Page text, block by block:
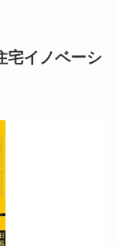
宅イノベーシ